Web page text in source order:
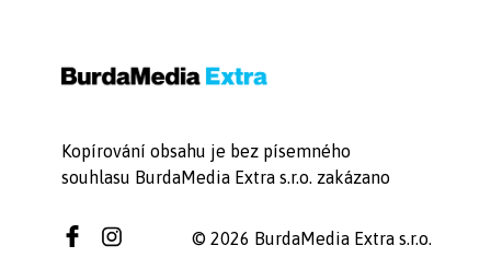
Kopírování obsahu je bez písemného
souhlasu BurdaMedia Extra s.r.o. zakázano
© 2026 BurdaMedia Extra s.r.o.